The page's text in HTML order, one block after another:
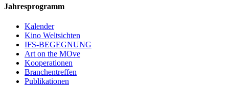
Jahresprogramm
Kalender
Kino Weltsichten
IFS-BEGEGNUNG
Art on the MOve
Kooperationen
Branchentreffen
Publikationen